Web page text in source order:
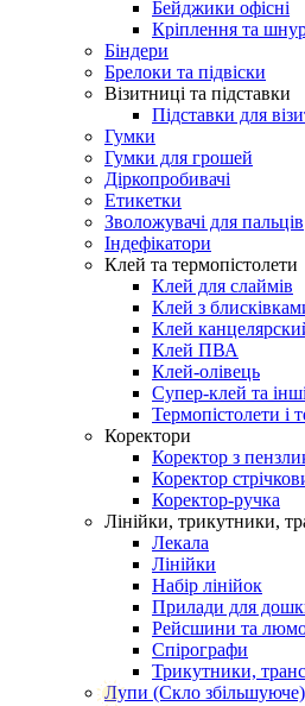
Бейджики офісні
Кріплення та
Біндери
Брелоки та підвіски
Візитниці та підставки
Підставки для
Гумки
Гумки для грошей
Діркопробивачі
Етикетки
Зволожувачі для пальців
Індефікатори
Клей та термопістолети
Клей для слаймів
Клей з
Клей
Клей ПВА
Клей-олівець
Супер-клей та інші
Термопістолети і
Коректори
Коректор з
Коректор
Коректор-ручка
Лінійки, трикутники,
Лекала
Лінійки
Набір лінійок
Прилади для
Рейсшини та
Спірографи
Трикутники,
Лупи (Скло збільшуюче)